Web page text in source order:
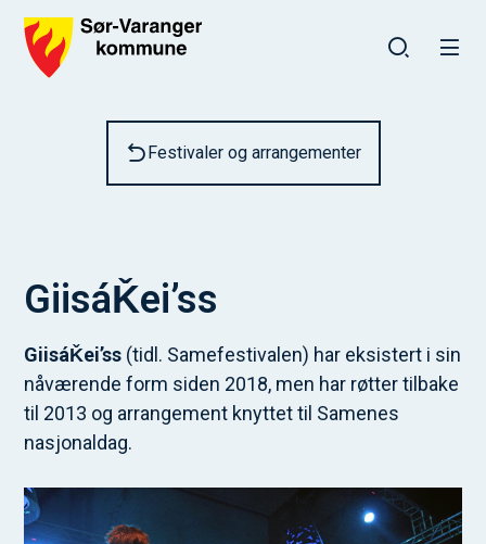
Festivaler og arrangementer
GiisáǨei’ss
GiisáǨei’ss (tidl. Samefestivalen) har eksistert i sin
nåværende form siden 2018, men har røtter tilbake
til 2013 og arrangement knyttet til Samenes
nasjonaldag.